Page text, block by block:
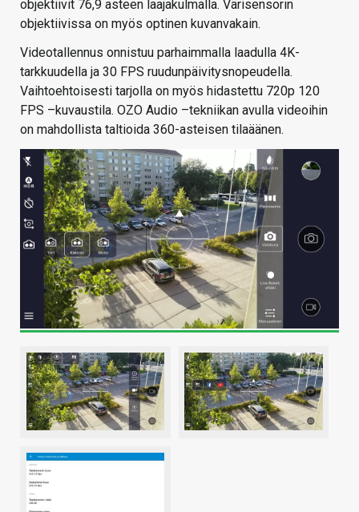
objektiivit 76,9 asteen laajakulmalla. Värisensorin
objektiivissa on myös optinen kuvanvakain.
Videotallennus onnistuu parhaimmalla laadulla 4K-
tarkkuudella ja 30 FPS ruudunpäivitysnopeudella.
Vaihtoehtoisesti tarjolla on myös hidastettu 720p 120
FPS –kuvaustila. OZO Audio –tekniikan avulla videoihin
on mahdollista taltioida 360-asteisen tilaäänen.